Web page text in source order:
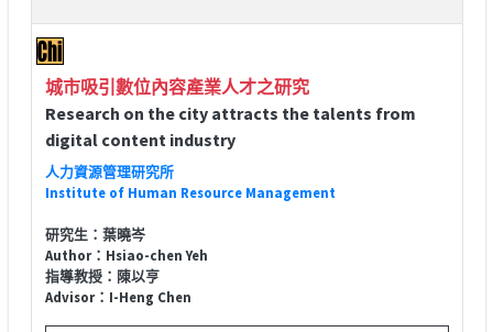
城市吸引數位內容產業人才之研究
Research on the city attracts the talents from
digital content industry
人力資源管理研究所
Institute of Human Resource Management
研究生：葉曉岑
Author：Hsiao-chen Yeh
指導教授：陳以亨
Advisor：I-Heng Chen